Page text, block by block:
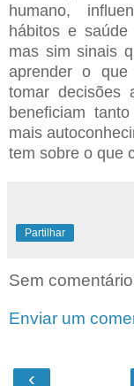
humano,
hábitos e
mas sim sinais
aprender o
tomar decisões
beneficiam
mais
tem sobre o que
Partilhar
Sem
Enviar um
‹